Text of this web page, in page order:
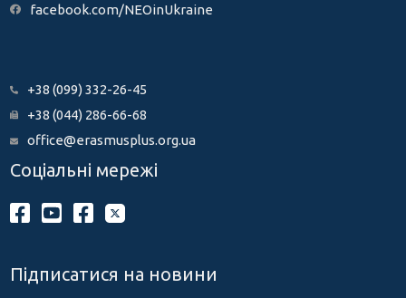
facebook.com/NEOinUkraine
+38 (099) 332-26-45
+38 (044) 286-66-68
office@erasmusplus.org.ua
Соціальні мережі
Підписатися на новини